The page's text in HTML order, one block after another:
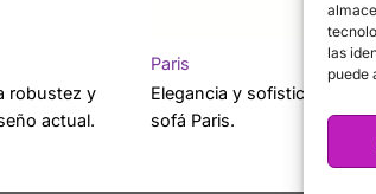
las
puede
robustez y
actual.
Paris
Elegancia y sofisticación
sofá Paris.